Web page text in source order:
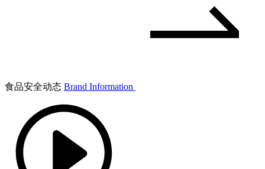
食品安全动态 Brand Information